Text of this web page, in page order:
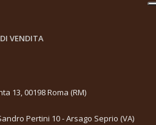
VENDITA
13, 00198 Roma (RM)
Pertini 10 - Arsago Seprio (VA)